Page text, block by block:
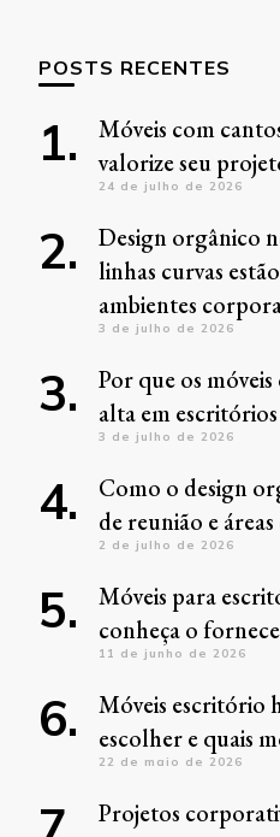
POSTS RECENTES
Móveis com
valorize seu
24 de julho de 2026
Design orgânico
linhas curvas
ambientes
3 de julho de 2026
Por que os
alta em escritórios
3 de julho de 2026
Como o design
de reunião e
2 de julho de 2026
Móveis para
conheça o
11 de junho de 2026
Móveis escritório
escolher e quais
22 de maio de 2026
Projetos